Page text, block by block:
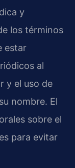
y
los términos
estar
al
y el uso de
nombre. El
sobre el
para evitar